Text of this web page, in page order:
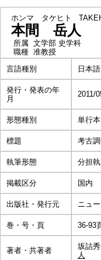
ホンマ タケヒト
本間 岳人
所属 文学部 史学科
職種 准教授
言語種別
日本語
発行・発表の年
月
2011/
形態種別 単行本
標題 考古
執筆形態 分担
掲載区分 国内
出版社・発行元 ニュ
巻・号・頁 36-93
著者・共著者 坂詰
人